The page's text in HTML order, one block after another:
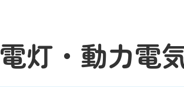
電灯・動力電